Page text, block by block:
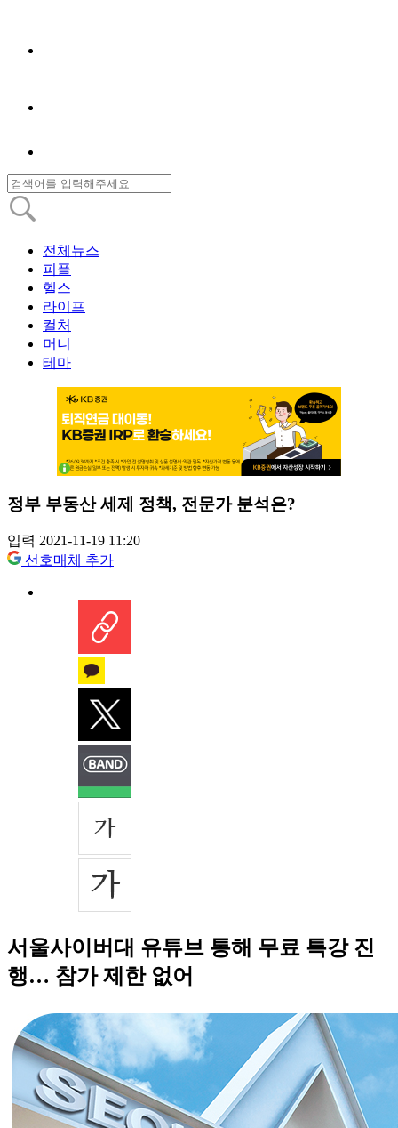
전체뉴스
피플
헬스
라이프
컬처
머니
테마
정부 부동산 세제 정책, 전문가 분석은?
입력 2021-11-19 11:20
선호매체 추가
서울사이버대 유튜브 통해 무료 특강 진
행… 참가 제한 없어